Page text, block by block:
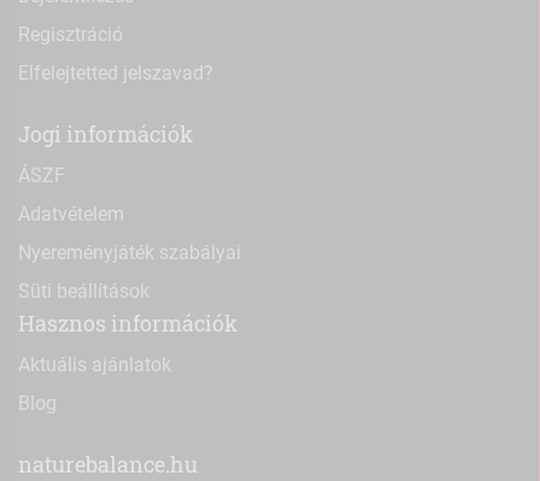
Regisztráció
Elfelejtetted jelszavad?
Jogi információk
ÁSZF
Adatvételem
Nyereményjáték szabályai
Süti beállítások
Hasznos információk
Aktuális ajánlatok
Blog
naturebalance.hu